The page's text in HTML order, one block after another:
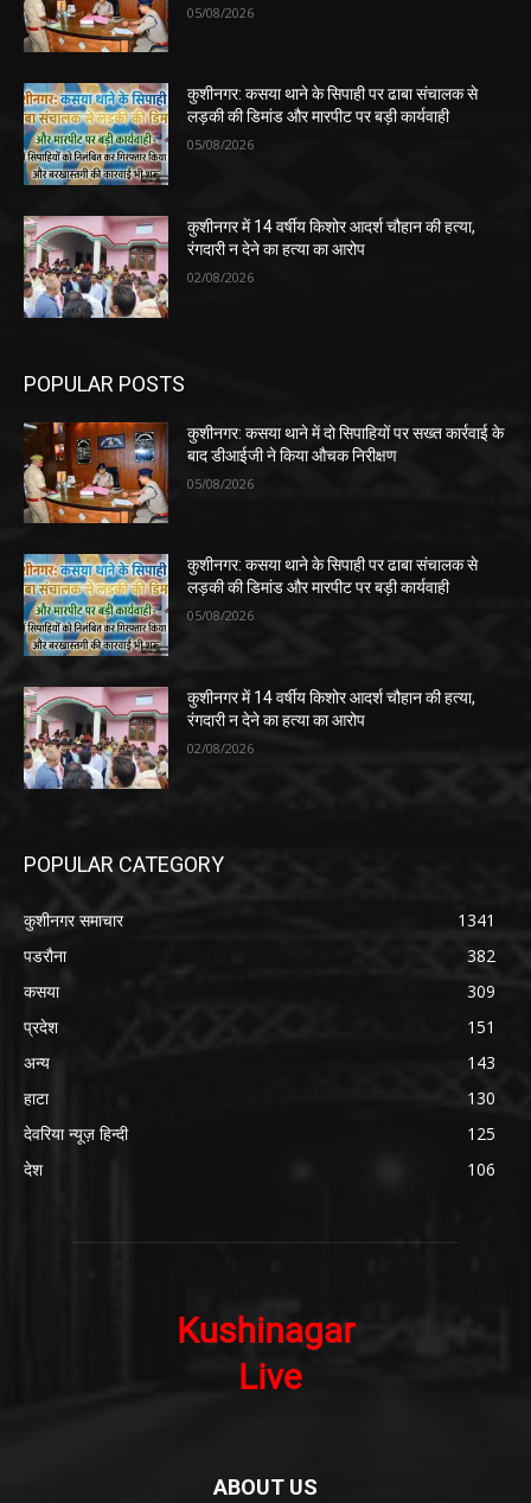
05/08/2026
कुशीनगर: कसया थाने के सिपाही पर ढाबा संचालक से
लड़की की डिमांड और मारपीट पर बड़ी कार्यवाही
05/08/2026
कुशीनगर में 14 वर्षीय किशोर आदर्श चौहान की हत्या,
रंगदारी न देने का हत्या का आरोप
02/08/2026
POPULAR POSTS
कुशीनगर: कसया थाने में दो सिपाहियों पर सख्त कार्रवाई के
बाद डीआईजी ने किया औचक निरीक्षण
05/08/2026
कुशीनगर: कसया थाने के सिपाही पर ढाबा संचालक से
लड़की की डिमांड और मारपीट पर बड़ी कार्यवाही
05/08/2026
कुशीनगर में 14 वर्षीय किशोर आदर्श चौहान की हत्या,
रंगदारी न देने का हत्या का आरोप
02/08/2026
POPULAR CATEGORY
कुशीनगर समाचार
1341
पडरौना
382
कसया
309
प्रदेश
151
अन्य
143
हाटा
130
देवरिया न्यूज़ हिन्दी
125
देश
106
ABOUT US